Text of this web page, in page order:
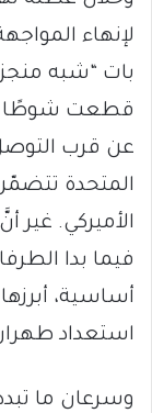
لإنهاء
بات “شبه
قطعت شوطًا
عن قرب
المتحدة
الأميركي. غير
فيما بدا
أساسية،
استعداد